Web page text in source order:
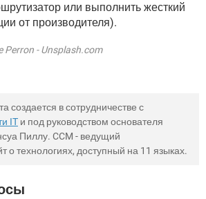
или выполнить жесткий
от производителя).
- Unsplash.com
создается в сотрудничестве с
IT и под руководством основателя
Пиллу. CCM - ведущий
о технологиях, доступный на 11 языках.